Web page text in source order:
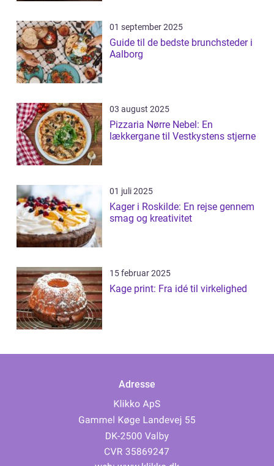
01 september 2025
Guide til de bedste brunchsteder i
Aalborg
03 august 2025
Pizzaria Nørre Nebel: En
lækkergane til Vestkystens stjerne
01 juli 2025
Kager i Roskilde: En rejse gennem
smag og kreativitet
15 februar 2025
Kage print: Fra idé til virkelighed
Adresse